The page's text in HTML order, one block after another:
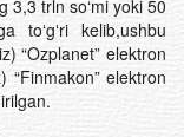
3,3 trln soʻmi yoki 50
toʻgʻri kelib,ushbu
“Ozplanet” elektron
elektron